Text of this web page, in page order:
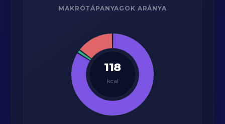
MAKRÓTÁPANYAGOK ARÁNYA
118
kcal